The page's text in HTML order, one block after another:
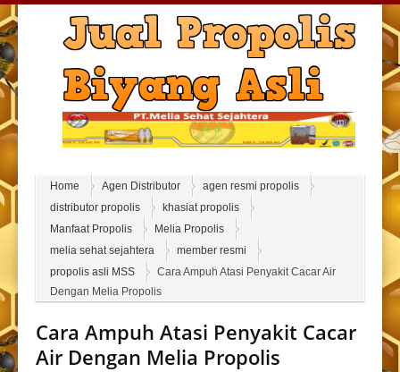
Home Agen Distributor
agen resmi propolis
distributor propolis
khasiat propolis
Manfaat Propolis
Melia Propolis
melia sehat sejahtera
member resmi
propolis asli MSS
Cara Ampuh Atasi Penyakit Cacar Air
Dengan Melia Propolis
Cara Ampuh Atasi Penyakit Cacar
Air Dengan Melia Propolis